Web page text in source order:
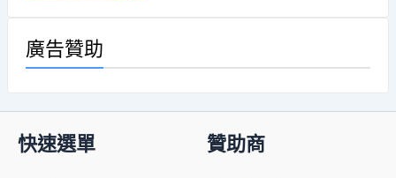
廣告贊助
快速選單 贊助商